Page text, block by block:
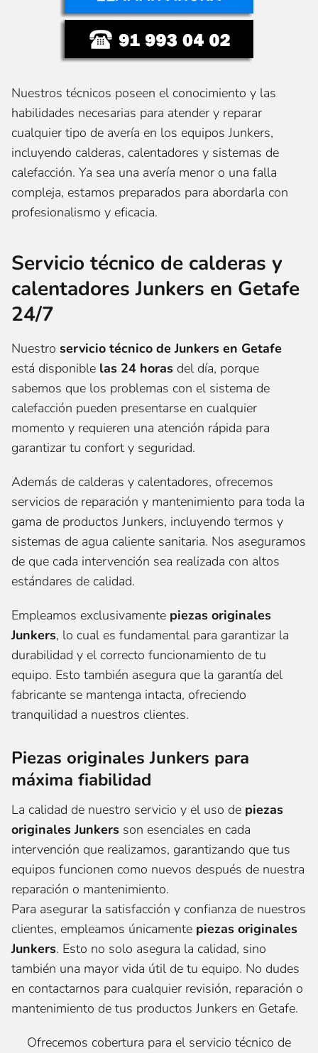
Nuestros técnicos poseen el conocimiento y las
habilidades necesarias para atender y reparar
cualquier tipo de avería en los equipos Junkers,
incluyendo calderas, calentadores y sistemas de
calefacción. Ya sea una avería menor o una falla
compleja, estamos preparados para abordarla con
profesionalismo y eficacia.
Servicio técnico de calderas y
calentadores Junkers en Getafe
24/7
Nuestro servicio técnico de Junkers en Getafe
está disponible las 24 horas del día, porque
sabemos que los problemas con el sistema de
calefacción pueden presentarse en cualquier
momento y requieren una atención rápida para
garantizar tu confort y seguridad.
Además de calderas y calentadores, ofrecemos
servicios de reparación y mantenimiento para toda la
gama de productos Junkers, incluyendo termos y
sistemas de agua caliente sanitaria. Nos aseguramos
de que cada intervención sea realizada con altos
estándares de calidad.
Empleamos exclusivamente piezas originales
Junkers, lo cual es fundamental para garantizar la
durabilidad y el correcto funcionamiento de tu
equipo. Esto también asegura que la garantía del
fabricante se mantenga intacta, ofreciendo
tranquilidad a nuestros clientes.
Piezas originales Junkers para
máxima fiabilidad
La calidad de nuestro servicio y el uso de piezas
originales Junkers son esenciales en cada
intervención que realizamos, garantizando que tus
equipos funcionen como nuevos después de nuestra
reparación o mantenimiento.
Para asegurar la satisfacción y confianza de nuestros
clientes, empleamos únicamente piezas originales
Junkers. Esto no solo asegura la calidad, sino
también una mayor vida útil de tu equipo. No dudes
en contactarnos para cualquier revisión, reparación o
mantenimiento de tus productos Junkers en Getafe.
Ofrecemos cobertura para el servicio técnico de